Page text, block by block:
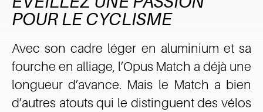
POUR LE CYCLISME
Avec son cadre léger en aluminium et sa
fourche en alliage, l’Opus Match a déjà une
longueur d’avance. Mais le Match a bien
d’autres atouts qui le distinguent des vélos